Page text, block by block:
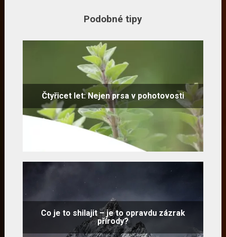
Podobné tipy
Čtyřicet let: Nejen prsa v pohotovosti
Co je to shilajit – je to opravdu zázrak
přírody?